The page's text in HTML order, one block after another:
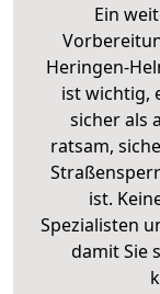
Ein
Heringen-
ist wichtig,
sicher als
ratsam,
ist.
Spezialisten
damit Sie